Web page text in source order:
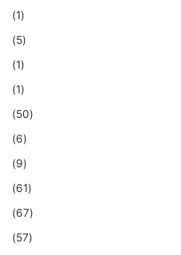
(1)
(5)
(1)
(1)
(50)
(6)
(9)
(61)
(67)
(57)